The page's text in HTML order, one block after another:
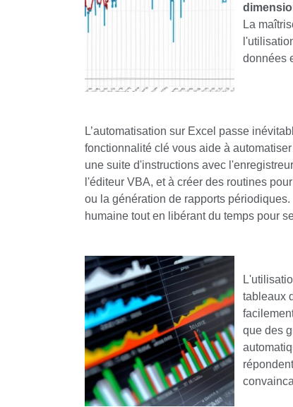
La
données
L’automatisation sur Excel passe
fonctionnalité clé vous aide à
une suite d'instructions avec
l'éditeur VBA, et à créer des routines
ou la génération de rapports
humaine tout en libérant du temps pour
tableaux
que des